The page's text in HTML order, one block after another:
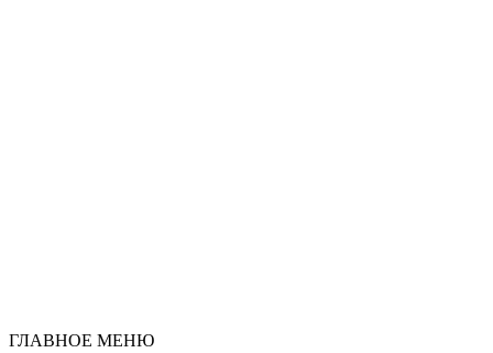
ГЛАВНОЕ МЕНЮ